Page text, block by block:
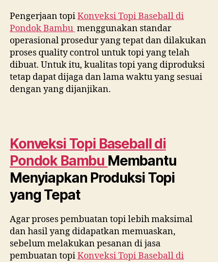
Pengerjaan topiKonveksi Topi Baseball di
Pondok Bambu menggunakan standar
operasional prosedur yang tepat dan dilakukan
proses quality control untuk topi yang telah
dibuat. Untuk itu, kualitas topi yang diproduksi
tetap dapat dijaga dan lama waktu yang sesuai
dengan yang dijanjikan.
Konveksi Topi Baseball di
Pondok Bambu Membantu
Menyiapkan Produksi Topi
yang Tepat
Agar proses pembuatan topi lebih maksimal
dan hasil yang didapatkan memuaskan,
sebelum melakukan pesanan di jasa
pembuatan topiKonveksi Topi Baseball di